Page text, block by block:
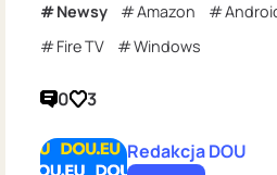
Newsy Amazon
Fire TV
Windows
0 3
Redakcja DOU